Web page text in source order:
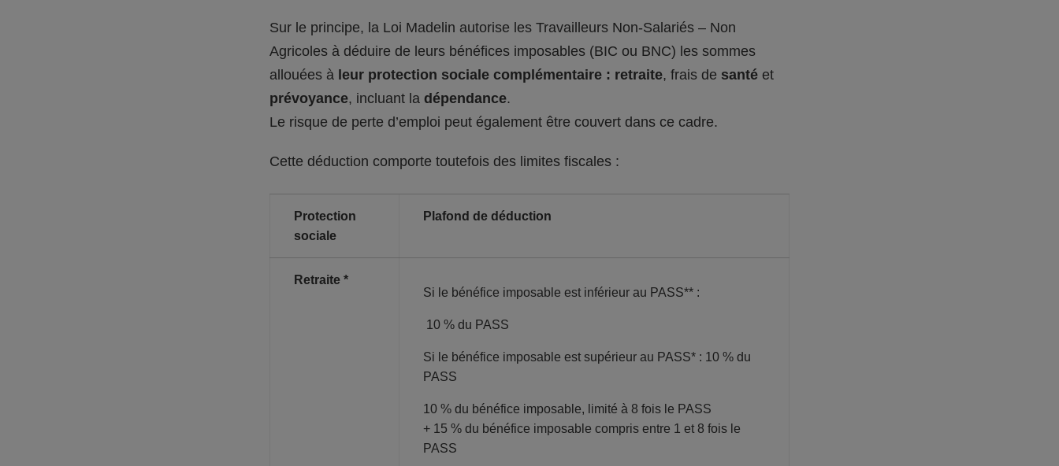
Sur le principe, la Loi Madelin autorise les Travailleurs Non-Salariés – Non
Agricoles à déduire de leurs bénéfices imposables (BIC ou BNC) les sommes
allouées à leur protection sociale complémentaire : retraite, frais de santé et
prévoyance, incluant la dépendance.
Le risque de perte d’emploi peut également être couvert dans ce cadre.
Cette déduction comporte toutefois des limites fiscales :
Protection
sociale
Plafond de déduction
Retraite *
Si le bénéfice imposable est inférieur au PASS** :
10 % du PASS
Si le bénéfice imposable est supérieur au PASS* : 10 % du
PASS
10 % du bénéfice imposable, limité à 8 fois le PASS
+ 15 % du bénéfice imposable compris entre 1 et 8 fois le
PASS